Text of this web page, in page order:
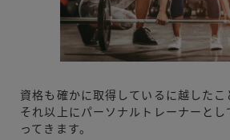
資格も確かに取得しているに越したこ
それ以上にパーソナルトレーナーと
ってきます。